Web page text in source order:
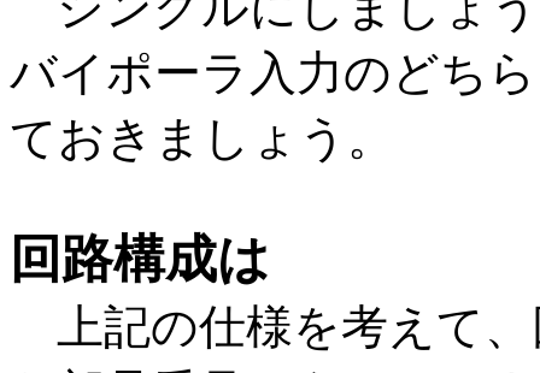
バイポーラ入力のどち
ておきましょう。
回路構成は
上記の仕様を考えて